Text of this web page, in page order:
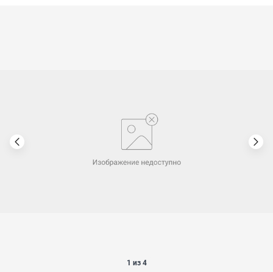
1 из 4